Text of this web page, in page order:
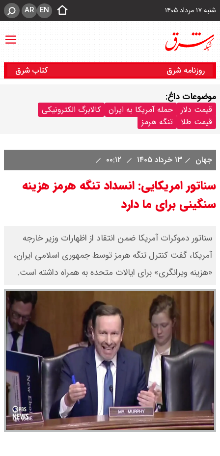
شنبه ۱۷ مرداد ۱۴۰۵ EN
AR
روزنامه شرق کتاب شرق
موضوعات داغ:
قیمت دلار حمله آمریکا به ایران
کالابرگ الکترونیکی
قیمت طلا
تنگه هرمز
جهان ۱۳ خرداد ۱۴۰۵
سناتور امریکایی: انسداد تنگه هرمز هزینه
سنگینی برای ما دارد
سناتور دموکرات آمریکا ضمن انتقاد از اظهارات وزیر خارجه
آمریکا، گفت کنترل تنگه هرمز توسط جمهوری اسلامی ایران،
«هزینه ویرانگری» برای ایالات متحده به همراه داشته است.